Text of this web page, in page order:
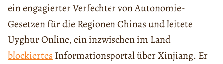
ein engagierter Verfechter von Autonomie-
Gesetzen für die Regionen Chinas und leitete
Uyghur Online, ein inzwischen im Land
blockiertes Informationsportal über Xinjiang. Er